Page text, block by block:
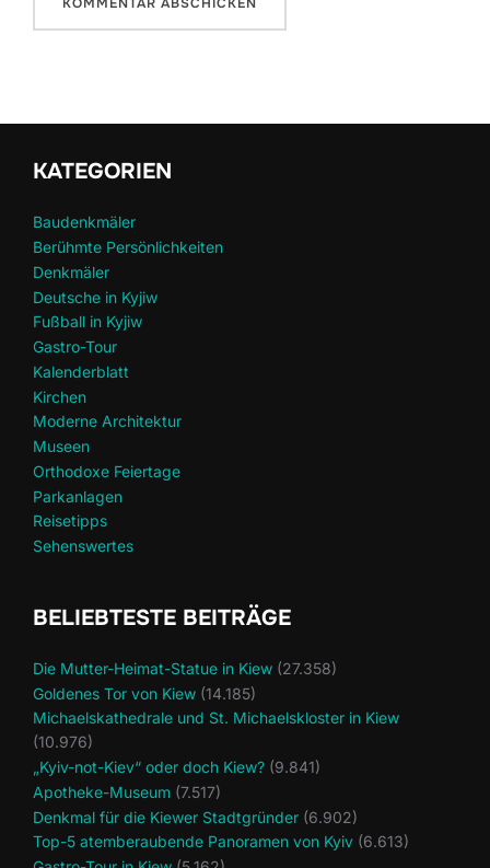
KATEGORIEN
Baudenkmäler
Berühmte Persönlichkeiten
Denkmäler
Deutsche in Kyjiw
Fußball in Kyjiw
Gastro-Tour
Kalenderblatt
Kirchen
Moderne Architektur
Museen
Orthodoxe Feiertage
Parkanlagen
Reisetipps
Sehenswertes
BELIEBTESTE BEITRÄGE
Die Mutter-Heimat-Statue in Kiew (27.358)
Goldenes Tor von Kiew (14.185)
Michaelskathedrale und St. Michaelskloster in Kiew
(10.976)
„Kyiv-not-Kiev“ oder doch Kiew? (9.841)
Apotheke-Museum (7.517)
Denkmal für die Kiewer Stadtgründer (6.902)
Top-5 atemberaubende Panoramen von Kyiv (6.613)